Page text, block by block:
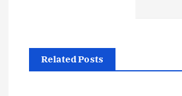
g
Related Posts